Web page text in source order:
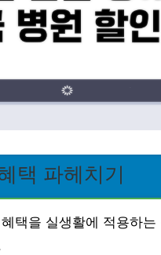
택 파헤치기
택을 실생활에 적용하